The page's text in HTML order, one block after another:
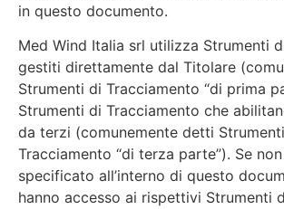
in questo documento.
Med Wind Italia srl utilizza Strumenti
gestiti direttamente dal Titolare
Strumenti di Tracciamento “di prima
Strumenti di Tracciamento che
da terzi (comunemente detti
Tracciamento “di terza parte”). Se
specificato all’interno di questo
hanno accesso ai rispettivi Strumenti